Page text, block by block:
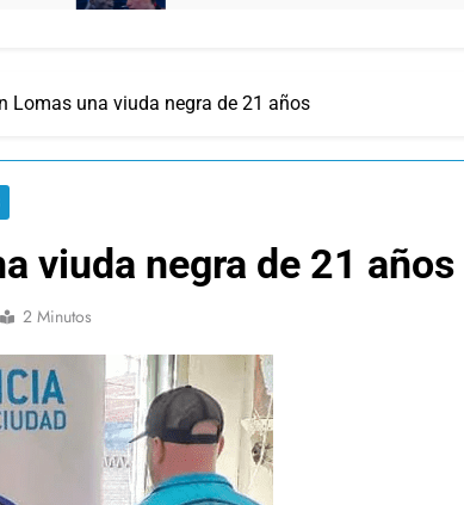
Lomas una viuda negra de 21 años
viuda negra de 21 años
2 Minutos